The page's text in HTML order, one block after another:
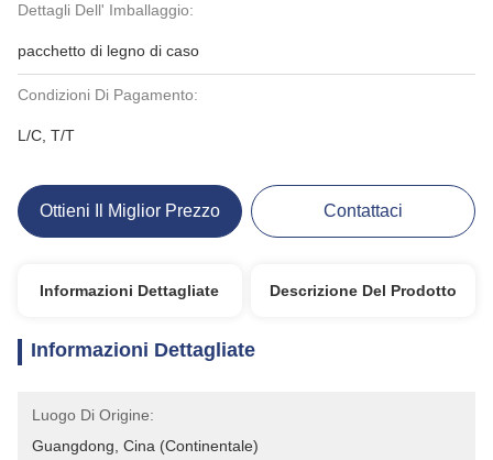
Dettagli Dell' Imballaggio:
pacchetto di legno di caso
Condizioni Di Pagamento:
L/C, T/T
Ottieni Il Miglior Prezzo Contattaci
Informazioni Dettagliate Descrizione Del Prodotto
Informazioni Dettagliate
Luogo Di Origine:
Guangdong, Cina (continentale)